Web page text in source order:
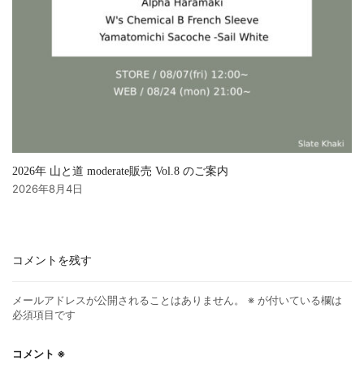
2026年 山と道 moderate販売 Vol.8 のご案内
2026年8月4日
コメントを残す
メールアドレスが公開されることはありません。 ※ が付いている欄は
必須項目です
コメント ※